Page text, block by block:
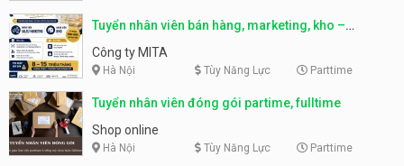
Tuyển nhân viên bán hàng, marketing, kho –
parttime, fulltime
Công ty MITA
Hà Nội Tùy Năng Lực Parttime
Tuyển nhân viên đóng gói partime, fulltime
Shop online
Hà Nội Tùy Năng Lực Parttime